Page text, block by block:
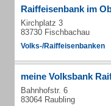
Raiffeisenbank im
Kirchplatz 3
83730 Fischbachau
Volks-/Raiffeisenbanken
meine Volksbank
Bahnhofstr. 6
83064 Raubling